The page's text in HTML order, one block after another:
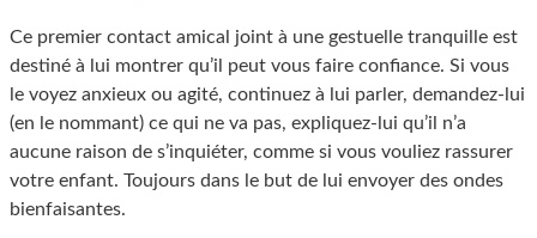
Ce premier contact amical joint à une gestuelle tranquille est
destiné à lui montrer qu’il peut vous faire confiance. Si vous
le voyez anxieux ou agité, continuez à lui parler, demandez-lui
(en le nommant) ce qui ne va pas, expliquez-lui qu’il n’a
aucune raison de s’inquiéter, comme si vous vouliez rassurer
votre enfant. Toujours dans le but de lui envoyer des ondes
bienfaisantes.